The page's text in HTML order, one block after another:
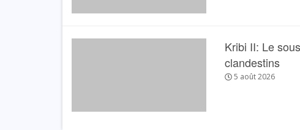
Kribi II: Le
clandestins
5 août 2026